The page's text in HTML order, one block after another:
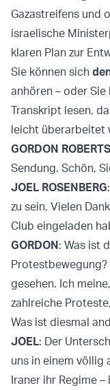
Gazastreifens und
israelische
klaren Plan zur
Sie können sich
anhören – oder
Transkript lesen,
leicht überarbeitet
GORDON
Sendung. Schön,
JOEL ROSENBERG
zu sein. Vielen
Club eingeladen
GORDON: Was ist
gesehen. Ich
zahlreiche
Was ist diesmal
JOEL: Der
uns in einem völlig
Iraner ihr Regime